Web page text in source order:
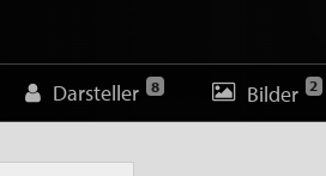
Darsteller 8 Bilder 2